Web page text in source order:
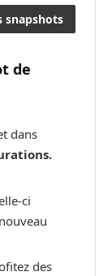
snapshots
de
dans
ci
des